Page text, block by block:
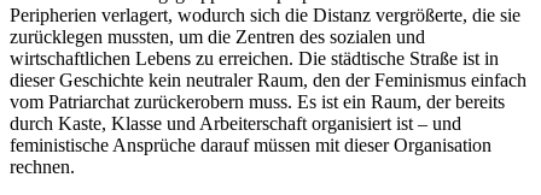
Peripherien verlagert, wodurch sich die Distanz vergrößerte, die sie
zurücklegen mussten, um die Zentren des sozialen und
wirtschaftlichen Lebens zu erreichen. Die städtische Straße ist in
dieser Geschichte kein neutraler Raum, den der Feminismus einfach
vom Patriarchat zurückerobern muss. Es ist ein Raum, der bereits
durch Kaste, Klasse und Arbeiterschaft organisiert ist – und
feministische Ansprüche darauf müssen mit dieser Organisation
rechnen.